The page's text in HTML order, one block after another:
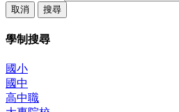
取消 搜尋
學制搜尋
國小
國中
高中職